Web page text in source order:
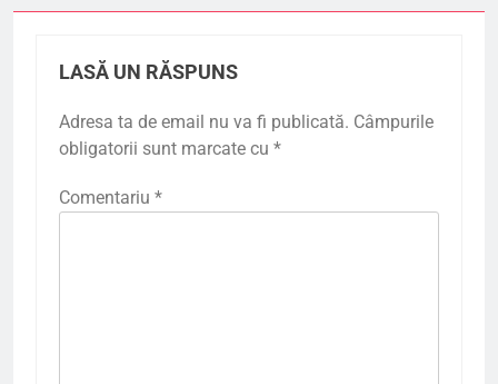
LASĂ UN RĂSPUNS
Adresa ta de email nu va fi publicată. Câmpurile
obligatorii sunt marcate cu *
Comentariu *